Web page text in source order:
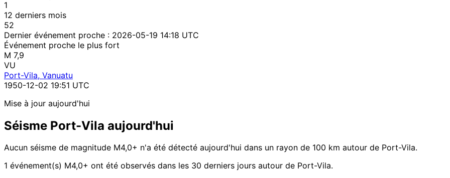
1
12 derniers mois
52
Dernier événement proche : 2026-05-19 14:18 UTC
Événement proche le plus fort
M 7,9
VU
Port-Vila, Vanuatu
1950-12-02 19:51 UTC
Mise à jour aujourd'hui
Séisme Port-Vila aujourd'hui
Aucun séisme de magnitude M4,0+ n'a été détecté aujourd'hui dans un rayon de 100 km autour de Port-Vila.
1 événement(s) M4,0+ ont été observés dans les 30 derniers jours autour de Port-Vila.